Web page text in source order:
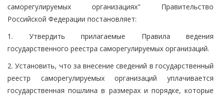
саморегулируемых организациях" Правительство
Российской Федерации постановляет:
1. Утвердить прилагаемые Правила ведения
государственного реестра саморегулируемых организаций.
2. Установить, что за внесение сведений в государственный
реестр саморегулируемых организаций уплачивается
государственная пошлина в размерах и порядке, которые